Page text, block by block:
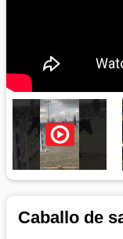
Caballo de